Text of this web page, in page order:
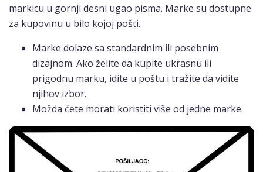
markicu u gornji desni ugao pisma. Marke su dostupne
za kupovinu u bilo kojoj pošti.
Marke dolaze sa standardnim ili posebnim
dizajnom. Ako želite da kupite ukrasnu ili
prigodnu marku, idite u poštu i tražite da vidite
njihov izbor.
Možda ćete morati koristiti više od jedne marke.